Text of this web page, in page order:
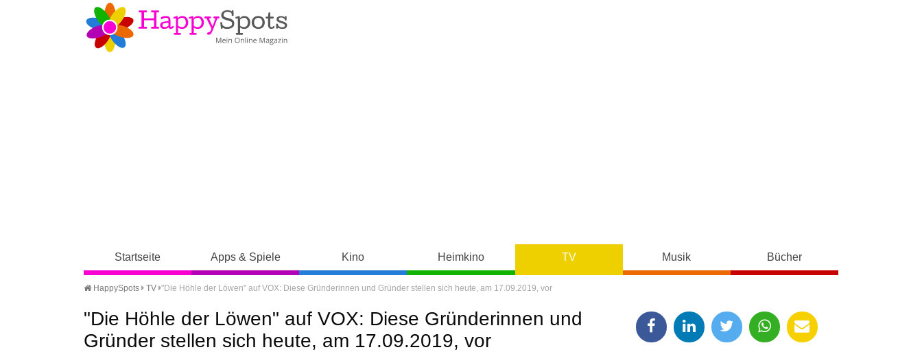
Startseite Apps & Spiele Kino Heimkino TV Musik Bücher
HappySpots TV "Die Höhle der Löwen" auf VOX: Diese Gründerinnen und Gründer stellen sich heute, am 17.09.2019, vor
"Die Höhle der Löwen" auf VOX: Diese Gründerinnen und
Gründer stellen sich heute, am 17.09.2019, vor